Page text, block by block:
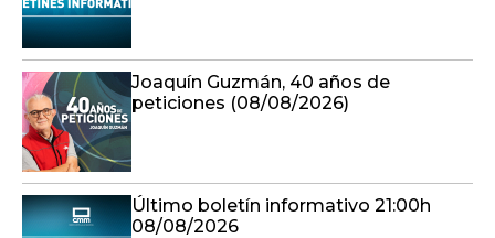
Joaquín Guzmán, 40 años de
peticiones (08/08/2026)
Último boletín informativo 21:00h
08/08/2026